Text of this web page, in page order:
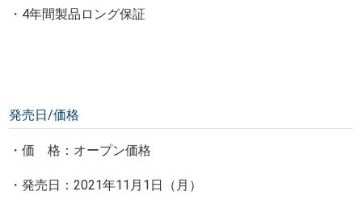
・4年間製品ロング保証
発売日/価格
・価 格：オープン価格
・発売日：2021年11月1日（月）